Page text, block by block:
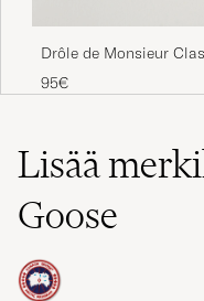
Drôle de Monsieur
T-Shirt Optic White
95€
Lisää
Goose